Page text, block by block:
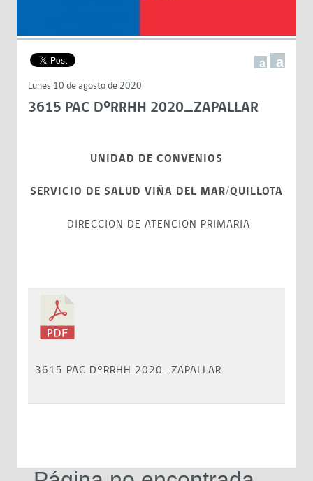
a a
Lunes 10 de agosto de 2020
3615 PAC DºRRHH 2020_ZAPALLAR
UNIDAD DE CONVENIOS
SERVICIO DE SALUD VIÑA DEL MAR/QUILLOTA
DIRECCIÓN DE ATENCIÓN PRIMARIA
3615 PAC DºRRHH 2020_ZAPALLAR